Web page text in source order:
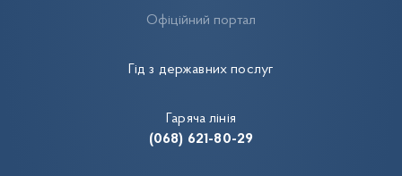
Гід з державних послуг
Офіційний портал
Гаряча лінія
(068) 621-80-29